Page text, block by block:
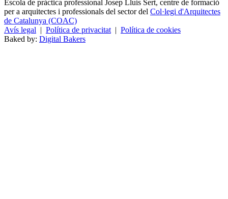
Escola de pràctica professional Josep Lluís Sert, centre de formació
per a arquitectes i professionals del sector del Col·legi d'Arquitectes
de Catalunya (COAC)
Avís legal | Política de privacitat | Política de cookies
Baked by: Digital Bakers